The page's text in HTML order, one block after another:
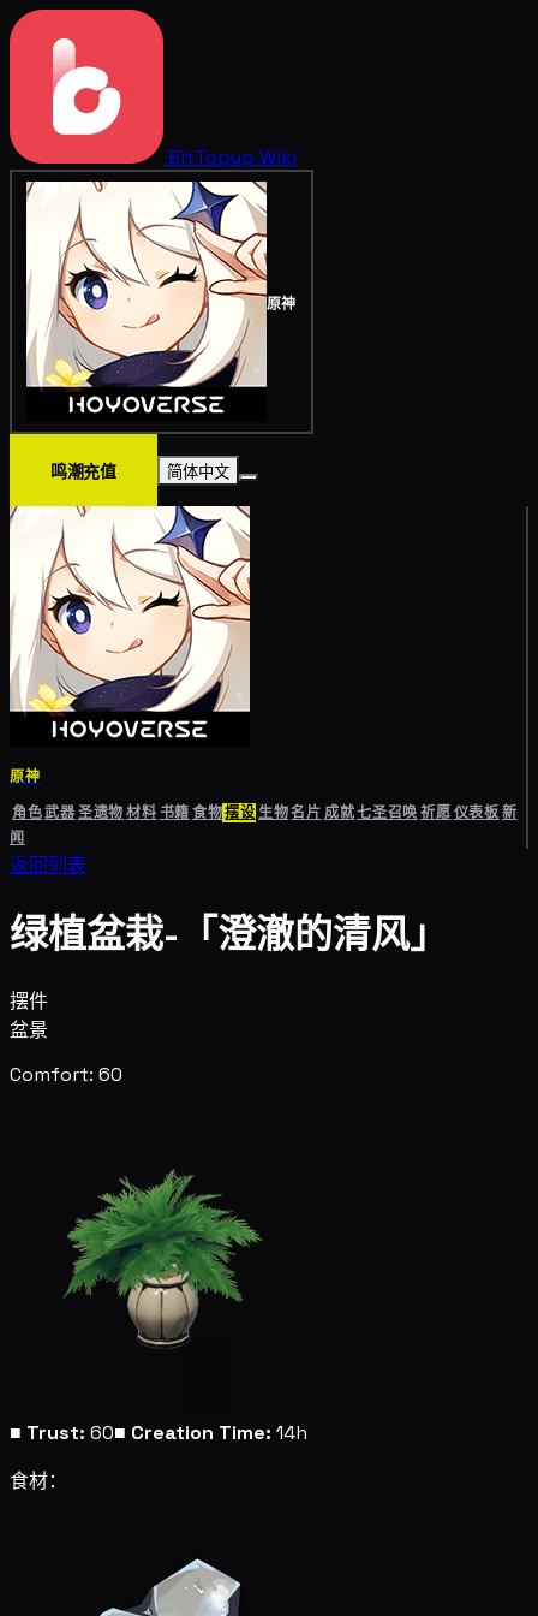
BitTopup Wiki
原神
鸣潮充值 简体中文
原神
角色武器圣遗物材料书籍食物摆设生物名片成就七圣召唤祈愿仪表板新
闻
返回列表
绿植盆栽-「澄澈的清风」
摆件
盆景
Comfort: 60
■ Trust: 60■ Creation Time: 14h
食材：